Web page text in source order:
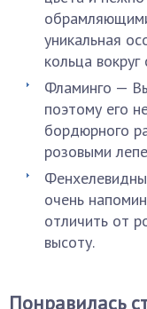
уникальная
кольца
Фламинго —
поэтому его
бордюрного
розовыми
очень
отличить от
высоту.
Понравилась